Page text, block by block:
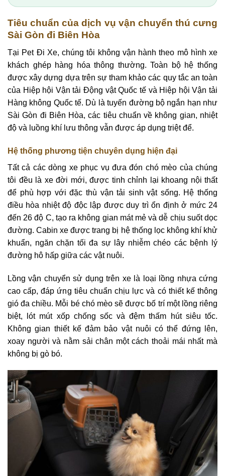
Tiêu chuẩn của dịch vụ vận chuyển thú cưng
Sài Gòn đi Biên Hòa
Tại Pet Đi Xe, chúng tôi không vận hành theo mô hình xe
khách ghép hàng hóa thông thường. Toàn bộ hệ thống
được xây dựng dựa trên sự tham khảo các quy tắc an toàn
của Hiệp hội Vận tải Động vật Quốc tế và Hiệp hội Vận tải
Hàng không Quốc tế. Dù là tuyến đường bộ ngắn hạn như
Sài Gòn đi Biên Hòa, các tiêu chuẩn về không gian, nhiệt
độ và luồng khí lưu thông vẫn được áp dụng triệt để.
Hệ thống phương tiện chuyên dụng hiện đại
Tất cả các dòng xe phục vụ đưa đón chó mèo của chúng
tôi đều là xe đời mới, được tinh chỉnh lại khoang nội thất
để phù hợp với đặc thù vận tải sinh vật sống. Hệ thống
điều hòa nhiệt độ độc lập được duy trì ổn định ở mức 24
đến 26 độ C, tạo ra không gian mát mẻ và dễ chịu suốt dọc
đường. Cabin xe được trang bị hệ thống lọc không khí khử
khuẩn, ngăn chặn tối đa sự lây nhiễm chéo các bệnh lý
đường hô hấp giữa các vật nuôi.
Lồng vận chuyển sử dụng trên xe là loại lồng nhựa cứng
cao cấp, đáp ứng tiêu chuẩn chịu lực và có thiết kế thông
gió đa chiều. Mỗi bé chó mèo sẽ được bố trí một lồng riêng
biệt, lót mút xốp chống sốc và đệm thấm hút siêu tốc.
Không gian thiết kế đảm bảo vật nuôi có thể đứng lên,
xoay người và nằm sải chân một cách thoải mái nhất mà
không bị gò bó.